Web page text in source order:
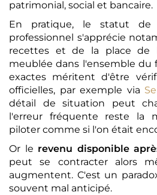
patrimonial, social et bancaire.
En pratique, le statut de
professionnel s'apprécie
recettes et de la place de
meublée dans l'ensemble du
exactes méritent d'être
officielles, par exemple via
détail de situation peut
l'erreur fréquente reste la
piloter comme si l'on était
Or le revenu disponible
peut se contracter alors
augmentent. C'est un
souvent mal anticipé.